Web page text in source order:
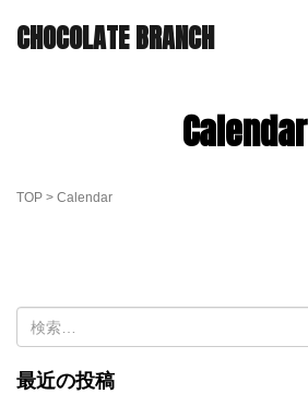
CHOCOLATE BRANCH
Calendar
TOP > Calendar
索:
最近の投稿